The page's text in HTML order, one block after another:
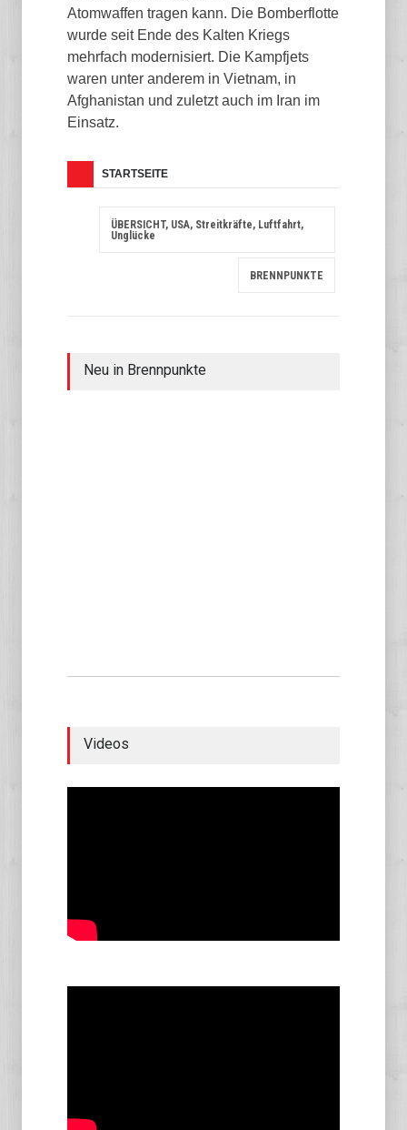
Atomwaffen tragen kann. Die Bomberflotte
wurde seit Ende des Kalten Kriegs
mehrfach modernisiert. Die Kampfjets
waren unter anderem in Vietnam, in
Afghanistan und zuletzt auch im Iran im
Einsatz.
STARTSEITE
ÜBERSICHT, USA, Streitkräfte, Luftfahrt,
Unglücke
BRENNPUNKTE
Neu in Brennpunkte
Videos